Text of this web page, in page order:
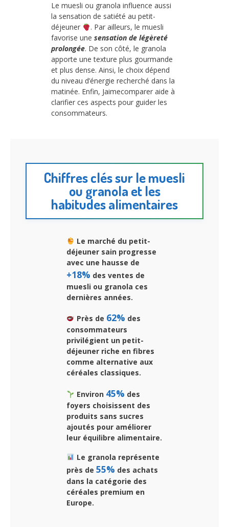
Le muesli ou granola influence aussi
la sensation de satiété au petit-
déjeuner
. Par ailleurs, le muesli
favorise une sensation de légèreté
prolongée. De son côté, le granola
apporte une texture plus gourmande
et plus dense. Ainsi, le choix dépend
du niveau d’énergie recherché dans la
matinée. Enfin, Jaimecomparer aide à
clarifier ces aspects pour guider les
consommateurs.
Chiffres clés sur le muesli
ou granola et les
habitudes alimentaires
Le marché du petit-
déjeuner sain progresse
avec une hausse de
+18% des ventes de
muesli ou granola ces
dernières années.
Près de 62% des
consommateurs
privilégient un petit-
déjeuner riche en fibres
comme alternative aux
céréales classiques.
Environ 45% des
foyers choisissent des
produits sans sucres
ajoutés pour améliorer
leur équilibre alimentaire.
Le granola représente
près de 55% des achats
dans la catégorie des
céréales premium en
Europe.